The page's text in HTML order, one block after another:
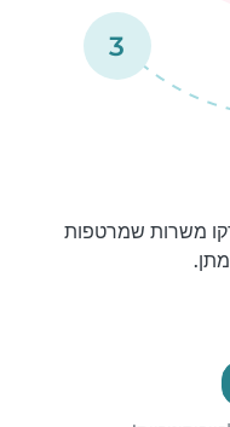
3
משרות שמרטפות